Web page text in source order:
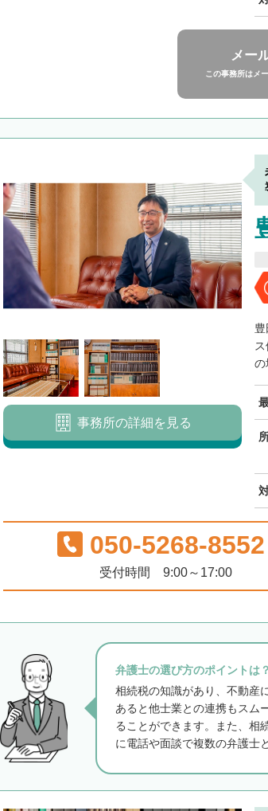
メー
この事務所はメ
の
事務所の詳細を見る
050-5268-8552
受付時間 9:00～17:00
弁護士の選び方のポイントは？
相続税の知識があり、不動産
あると他士業との連携もスム
ることができます。また、相
に電話や面談で複数の弁護士